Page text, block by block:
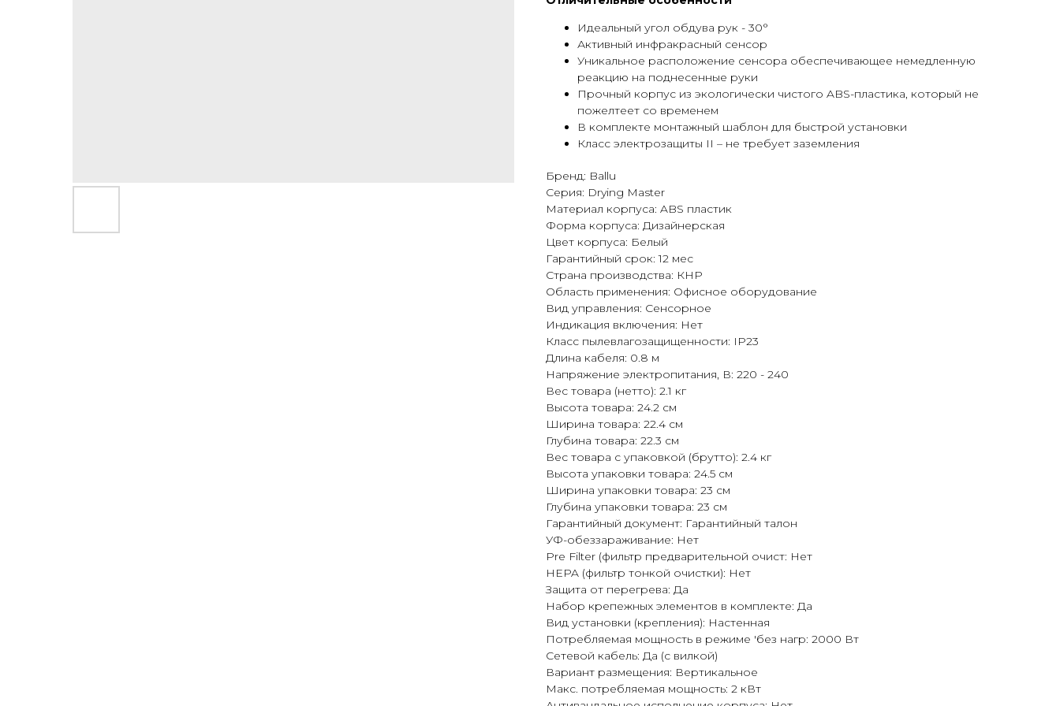
Идеальный угол обдува рук - 30°
Активный инфракрасный сенсор
Уникальное расположение сенсора обеспечивающее немедленную
реакцию на поднесенные руки
Прочный корпус из экологически чистого ABS-пластика, который не
пожелтеет со временем
В комплекте монтажный шаблон для быстрой установки
Класс электрозащиты II – не требует заземления
Бренд: Ballu
Серия: Drying Master
Материал корпуса: ABS пластик
Форма корпуса: Дизайнерская
Цвет корпуса: Белый
Гарантийный срок: 12 мес
Страна производства: КНР
Область применения: Офисное оборудование
Вид управления: Сенсорное
Индикация включения: Нет
Класс пылевлагозащищенности: IP23
Длина кабеля: 0.8 м
Напряжение электропитания, В: 220 - 240
Вес товара (нетто): 2.1 кг
Высота товара: 24.2 см
Ширина товара: 22.4 см
Глубина товара: 22.3 см
Вес товара с упаковкой (брутто): 2.4 кг
Высота упаковки товара: 24.5 см
Ширина упаковки товара: 23 см
Глубина упаковки товара: 23 см
Гарантийный документ: Гарантийный талон
УФ-обеззараживание: Нет
Pre Filter (фильтр предварительной очист: Нет
HEPA (фильтр тонкой очистки): Нет
Защита от перегрева: Да
Набор крепежных элементов в комплекте: Да
Вид установки (крепления): Настенная
Потребляемая мощность в режиме 'без нагр: 2000 Вт
Сетевой кабель: Да (с вилкой)
Вариант размещения: Вертикальное
Макс. потребляемая мощность: 2 кВт